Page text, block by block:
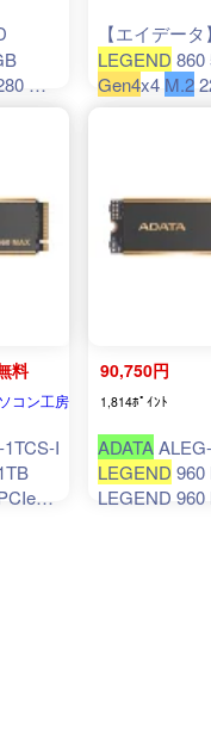
最
PS5
【エイデー
LEGEND 860
Gen4x4 M.2
速度
料
コン工房
I
90,750円
1,814ﾎﾟｲﾝﾄ
ADATA
LEGEND 960
LEGEND